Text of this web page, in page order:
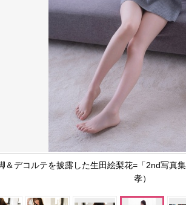
＆デコルテを披露した生田絵梨花=「2nd写真
孝）